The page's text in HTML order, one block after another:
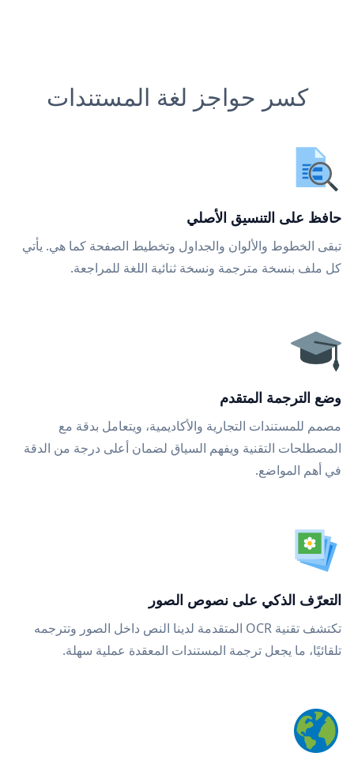
كسر حواجز لغة المستندات
حافظ على التنسيق الأصلي
تبقى الخطوط والألوان والجداول وتخطيط الصفحة كما هي. يأتي
كل ملف بنسخة مترجمة ونسخة ثنائية اللغة للمراجعة.
وضع الترجمة المتقدم
مصمم للمستندات التجارية والأكاديمية، ويتعامل بدقة مع
المصطلحات التقنية ويفهم السياق لضمان أعلى درجة من الدقة
في أهم المواضع.
التعرّف الذكي على نصوص الصور
تكتشف تقنية OCR المتقدمة لدينا النص داخل الصور وتترجمه
تلقائيًا، ما يجعل ترجمة المستندات المعقدة عملية سهلة.